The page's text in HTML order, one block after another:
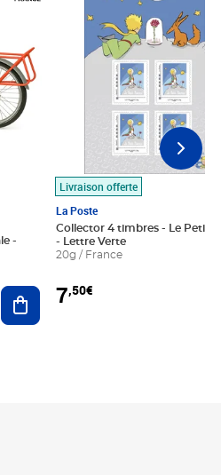
Ajouter au panier
Livraison offerte
La Poste
Collector 4 timbres - Le Petit
- Lettre Verte
20g / France
7,50€